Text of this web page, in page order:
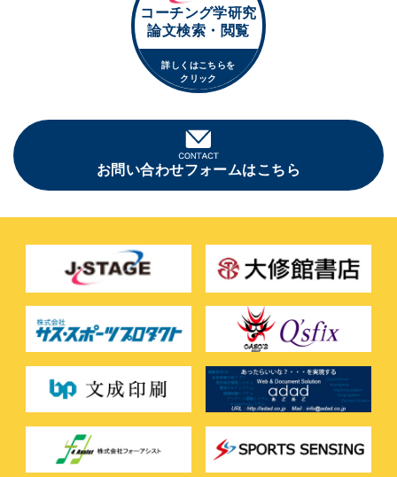
コーチング学研究
論文検索・閲覧
詳しくはこちらを
クリック
お問い合わせフォームはこちら